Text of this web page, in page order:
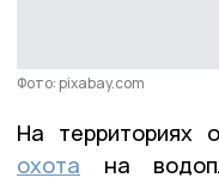
Фото: pixabay.com
На территориях
охота на